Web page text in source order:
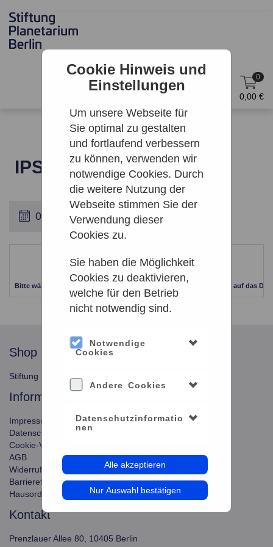
Cookie Hinweis und
Einstellungen
Um unsere Webseite für
Sie optimal zu gestalten
und fortlaufend verbessern
zu können, verwenden wir
notwendige Cookies. Durch
die weitere Nutzung der
Webseite stimmen Sie der
Verwendung dieser
Cookies zu.
Sie haben die Möglichkeit
Cookies zu deaktivieren,
welche für den Betrieb
nicht notwendig sind.
Notwendige
Cookies
Andere Cookies
Datenschutzinformatio
nen
Alle akzeptieren
Nur Auswahl bestätigen
0
0,00 €
IPS | BANQUET
Leider keine Ergebnisse gefunden
Bitte wählen Sie einen anderen Zeitraum aus. Klicken Sie Bitte dazu auf das
shop
Stiftung Planetarium Berlin
information
Impressum
Datenschutz
Cookie-Verwendung
AGB
Widerrufsbelehrung
Barrierefreiheit
Hausordnung
kontakt
Prenzlauer Allee 80, 10405 Berlin